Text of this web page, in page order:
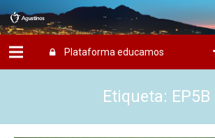
Plataforma educamos
Etiqueta: EP5B